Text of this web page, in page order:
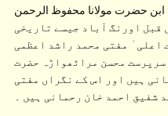
ابن حضرت مولانا محفوظ الرحمن
اورنگ آباد مہاراشٹر نے 2سال قبل اورنگ آباد جیسے تاریخی
اعلی ٰ مفتی محمد راشد اعظمی
محسن مراٹھواڑہ حضرت
ہیں اور اس کے نگراں مفتی
شفیق احمد خان رحمانی ہیں ۔